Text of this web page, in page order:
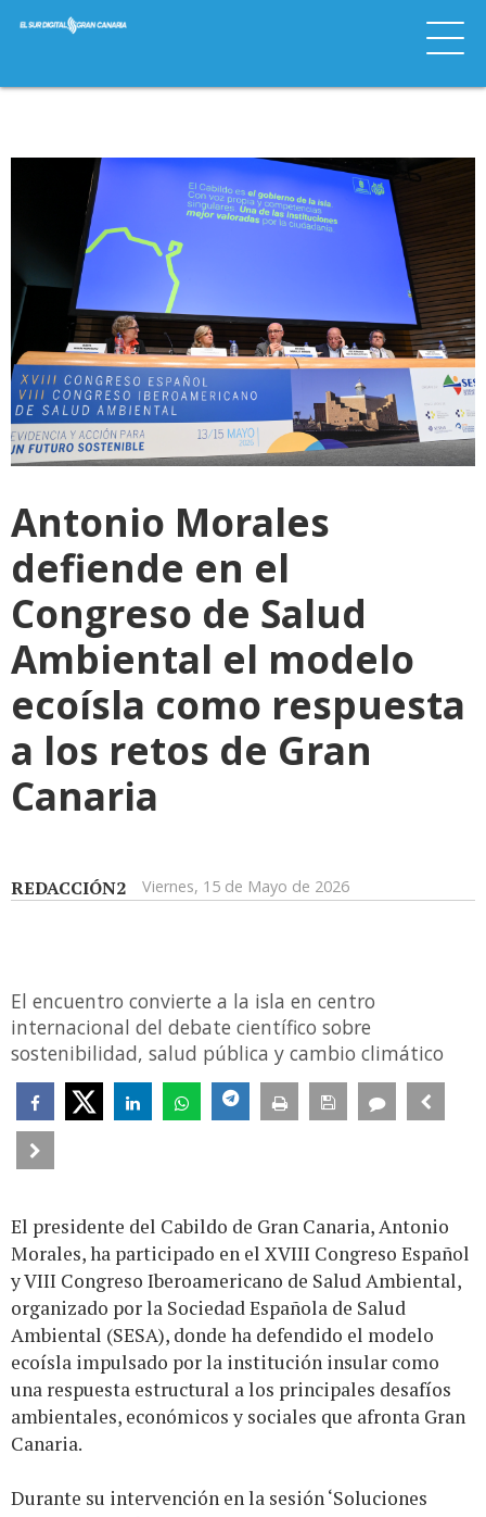
Antonio Morales
defiende en el
Congreso de Salud
Ambiental el modelo
ecoísla como respuesta
a los retos de Gran
Canaria
REDACCIÓN2 Viernes, 15 de Mayo de 2026
El encuentro convierte a la isla en centro
internacional del debate científico sobre
sostenibilidad, salud pública y cambio climático
El presidente del Cabildo de Gran Canaria, Antonio
Morales, ha participado en el XVIII Congreso Español
y VIII Congreso Iberoamericano de Salud Ambiental,
organizado por la Sociedad Española de Salud
Ambiental (SESA), donde ha defendido el modelo
ecoísla impulsado por la institución insular como
una respuesta estructural a los principales desafíos
ambientales, económicos y sociales que afronta Gran
Canaria.
Durante su intervención en la sesión ‘Soluciones